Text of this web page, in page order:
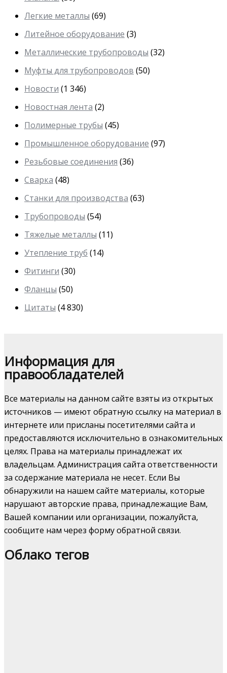
Легкие металлы (69)
Литейное оборудование (3)
Металлические трубопроводы (32)
Муфты для трубопроводов (50)
Новости (1 346)
Новостная лента (2)
Полимерные трубы (45)
Промышленное оборудование (97)
Резьбовые соединения (36)
Сварка (48)
Станки для производства (63)
Трубопроводы (54)
Тяжелые металлы (11)
Утепление труб (14)
Фитинги (30)
Фланцы (50)
Цитаты (4 830)
Информация для
правообладателей
Все материалы на данном сайте взяты из открытых
источников — имеют обратную ссылку на материал в
интернете или присланы посетителями сайта и
предоставляются исключительно в ознакомительных
целях. Права на материалы принадлежат их
владельцам. Администрация сайта ответственности
за содержание материала не несет. Если Вы
обнаружили на нашем сайте материалы, которые
нарушают авторские права, принадлежащие Вам,
Вашей компании или организации, пожалуйста,
сообщите нам через форму обратной связи.
Облако тегов